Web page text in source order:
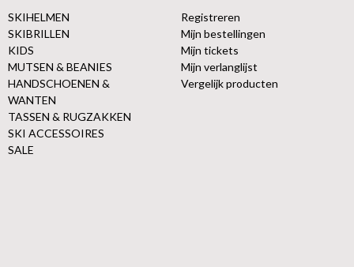
SKIHELMEN
SKIBRILLEN
KIDS
MUTSEN & BEANIES
HANDSCHOENEN &
WANTEN
TASSEN & RUGZAKKEN
SKI ACCESSOIRES
SALE
Registreren
Mijn bestellingen
Mijn tickets
Mijn verlanglijst
Vergelijk producten